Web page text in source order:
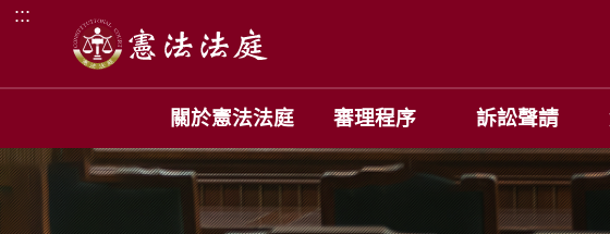
跳到主要內容區塊
:::
關於憲法法庭 審理程序 訴訟聲請